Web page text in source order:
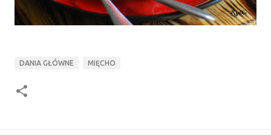
DANIA GŁÓWNE MIĘCHO